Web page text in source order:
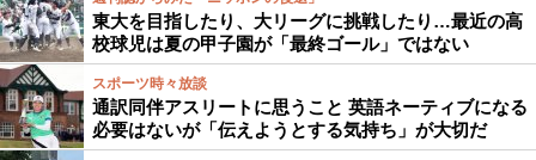
東大を目指したり、大リーグに挑戦したり…最近の高
校球児は夏の甲子園が「最終ゴール」ではない
スポーツ時々放談
通訳同伴アスリートに思うこと 英語ネーティブになる
必要はないが「伝えようとする気持ち」が大切だ